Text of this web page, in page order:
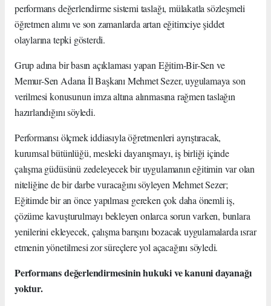
performans değerlendirme sistemi taslağı, mülakatla sözleşmeli
öğretmen alımı ve son zamanlarda artan eğitimciye şiddet
olaylarına tepki gösterdi.
Grup adına bir basın açıklaması yapan Eğitim-Bir-Sen ve
Memur-Sen Adana İl Başkanı Mehmet Sezer, uygulamaya son
verilmesi konusunun imza altına alınmasına rağmen taslağın
hazırlandığını söyledi.
Performansı ölçmek iddiasıyla öğretmenleri ayrıştıracak,
kurumsal bütünlüğü, mesleki dayanışmayı, iş birliği içinde
çalışma güdüsünü zedeleyecek bir uygulamanın eğitimin var olan
niteliğine de bir darbe vuracağını söyleyen Mehmet Sezer;
Eğitimde bir an önce yapılması gereken çok daha önemli iş,
çözüme kavuşturulmayı bekleyen onlarca sorun varken, bunlara
yenilerini ekleyecek, çalışma barışını bozacak uygulamalarda ısrar
etmenin yönetilmesi zor süreçlere yol açacağını söyledi.
Performans değerlendirmesinin hukuki ve kanuni dayanağı
yoktur.